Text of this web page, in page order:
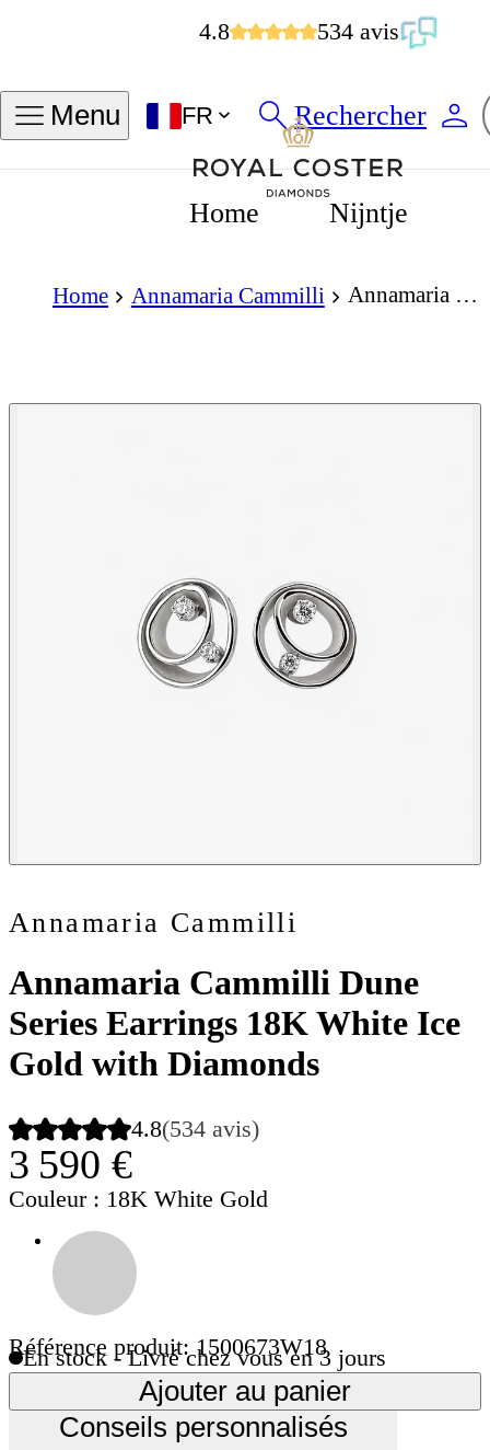
4.8 534 avis
Menu FR Rechercher
Home Nijntje
Home Annamaria Cammilli
Annamaria Cammilli
Annamaria Cammilli Dune
Series Earrings 18K White Ice
Gold with Diamonds
4.8(534 avis)
3 590 €
Couleur : 18K White Gold
Référence produit: 1500673W18
En stock - Livré chez vous en 3 jours
Ajouter au panier
Conseils personnalisés